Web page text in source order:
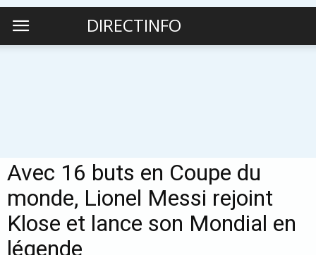
DIRECTINFO
Avec 16 buts en Coupe du
monde, Lionel Messi rejoint
Klose et lance son Mondial en
légende